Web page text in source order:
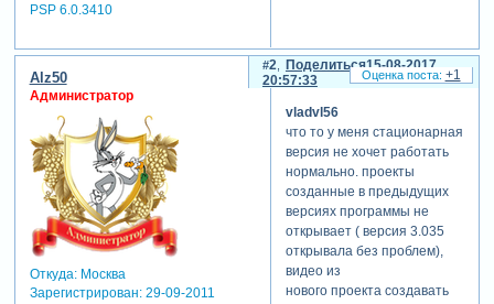
PSP 6.0.3410
увидеть ссылки
снегурочка. чб мультик
мишка косолапый
Зарегистрируйтесь, чтобы
увидеть ссылки
аптека, улица, фонарь
Зарегистрируйтесь, чтобы
увидеть ссылки
перо великого поэта
Зарегистрируйтесь, чтобы
Поделиться
2
15-08-2017
20:57:33
Alz50
Администратор
Откуда:Москва
Зарегистрирован: 29-09-2011
vladvl56
что то у меня стационарная
версия не хочет работать
нормально. проекты
созданные в предыдущих
версиях программы не
открывает ( версия 3.035
открывала без проблем),
видео из
нового проекта создавать
+1